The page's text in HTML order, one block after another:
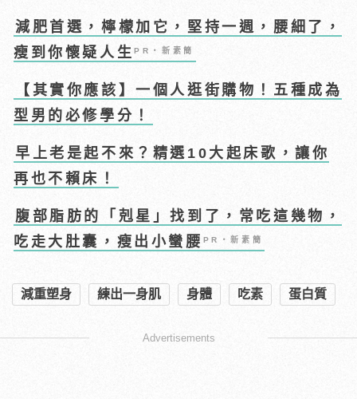
減肥首選，檸檬加它，堅持一週，腰細了，
瘦到你懷疑人生PR・新素簡
【其實你應該】一個人逛街購物！五種成為
型男的必修學分！
早上老是起不來？精選10大起床歌，讓你
再也不賴床！
腹部脂肪的「剋星」找到了，常吃這幾物，
吃走大肚囊，瘦出小蠻腰 PR・新素簡
減重塑身 練出一身肌 身體 吃素 蛋白質
Advertisements